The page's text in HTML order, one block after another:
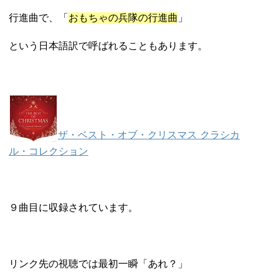
行進曲で、「 おもちゃの兵隊の行進曲 」
という日本語訳で呼ばれることもあります。
ザ・ベスト・オブ・クリスマス クラシカ
ル・コレクション
９曲目に収録されています。
リンク先の視聴では最初一瞬「あれ？」